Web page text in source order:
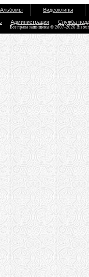
Альбомы Видеоклипы
Администрация Служба
Все права защищены © 2007-2026